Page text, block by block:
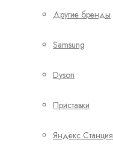
Другие бренды
Samsung
Dyson
Приставки
Яндекс Станция